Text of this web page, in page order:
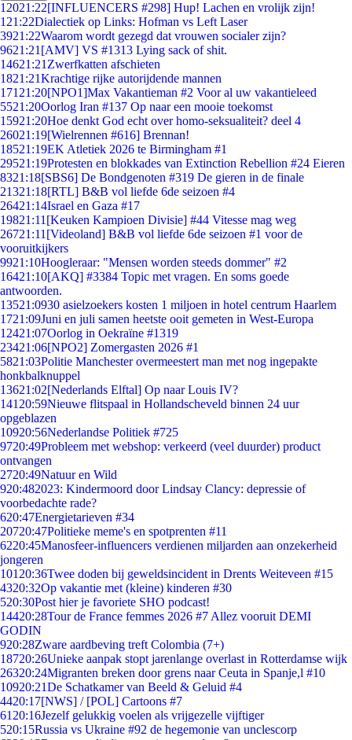
12021:22[INFLUENCERS #298] Hup! Lachen en vrolijk zijn!
1 21:22Dialectiek op Links: Hofman vs Left Laser
3921:22Waarom wordt gezegd dat vrouwen socialer zijn?
9621:21 [AMV] VS #1313 Lying sack of shit.
14621:21 Zwerfkatten afschieten
1821:21Krachtige rijke autorijdende mannen
171 21:20[NPO1]Max Vakantieman #2 Voor al uw vakantieleed
5521:20Oorlog Iran #137 Op naar een mooie toekomst
15921:20Hoe denkt God echt over homo-seksualiteit? deel 4
26021:19[Wielrennen #616] Brennan!
18521:19EK Atletiek 2026 te Birmingham #1
29521:19Protesten en blokkades van Extinction Rebellion #24 Eieren
8321:18[SBS6] De Bondgenoten #319 De gieren in de finale
21321:18[RTL] B&B vol liefde 6de seizoen #4
26421:14Israel en Gaza #17
19821:11 [Keuken Kampioen Divisie] #44 Vitesse mag weg
26721:11 [Videoland] B&B vol liefde 6de seizoen #1 voor de
vooruitkijkers
9921:10Hoogleraar: "Mensen worden steeds dommer" #2
16421:10[AKQ] #3384 Topic met vragen. En soms goede
antwoorden.
13521:0930 asielzoekers kosten 1 miljoen in hotel centrum Haarlem
1721:09Juni en juli samen heetste ooit gemeten in West-Europa
12421:07Oorlog in Oekraïne #1319
23421:06[NPO2] Zomergasten 2026 #1
5821:03Politie Manchester overmeestert man met nog ingepakte
honkbalknuppel
13621:02[Nederlands Elftal] Op naar Louis IV?
141 20:59Nieuwe flitspaal in Hollandscheveld binnen 24 uur
opgeblazen
10920:56Nederlandse Politiek #725
9720:49Probleem met webshop: verkeerd (veel duurder) product
ontvangen
2720:49Natuur en Wild
920:482023: Kindermoord door Lindsay Clancy: depressie of
voorbedachte rade?
620:47Energietarieven #34
20720:47Politieke meme's en spotprenten #11
6220:45Manosfeer-influencers verdienen miljarden aan onzekerheid
jongeren
101 20:36Twee doden bij geweldsincident in Drents Weiteveen #15
4320:32Op vakantie met (kleine) kinderen #30
520:30Post hier je favoriete SHO podcast!
14420:28Tour de France femmes 2026 #7 Allez vooruit DEMI
GODIN
920:28Zware aardbeving treft Colombia (7+)
18720:26Unieke aanpak stopt jarenlange overlast in Rotterdamse wijk
26320:24Migranten breken door grens naar Ceuta in Spanje,l #10
10920:21De Schatkamer van Beeld & Geluid #4
4420:17[NWS] / [POL] Cartoons #7
61 20:16Jezelf gelukkig voelen als vrijgezelle vijftiger
520:15Russia vs Ukraine #92 de hegemonie van unclescorp